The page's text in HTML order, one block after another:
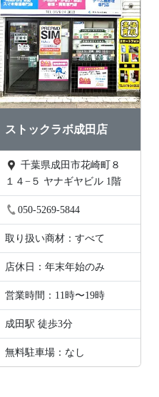
ストックラボ成田店
千葉県成田市花崎町８
１４−５ ヤナギヤビル 1階
050-5269-5844
取り扱い商材：すべて
店休日：年末年始のみ
営業時間：11時〜19時
成田駅 徒歩3分
無料駐車場：なし